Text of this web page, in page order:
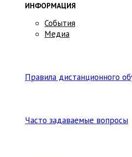
ИНФОРМАЦИЯ
События
Медиа
Правила дистанционного
Часто задаваемые вопросы